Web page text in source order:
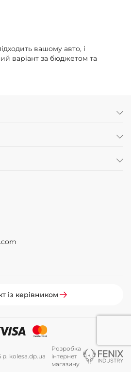
вашому авто, і
варіант за бюджетом та
із керівником
р. kolesa.dp.ua
Розробка
інтернет
магазину